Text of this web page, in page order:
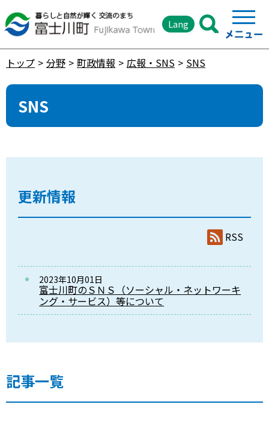
Lang
トップ 分野 町政情報 広報・SNS SNS
SNS
更新情報
RSS
2023年10月01日
富士川町のＳＮＳ（ソーシャル・ネットワーキ
ング・サービス）等について
記事一覧